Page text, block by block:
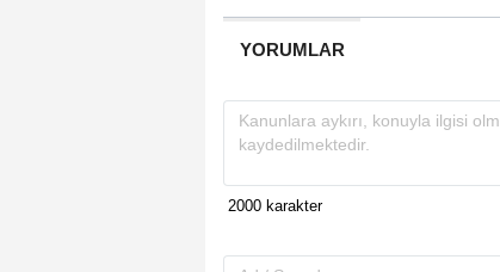
YORUMLAR